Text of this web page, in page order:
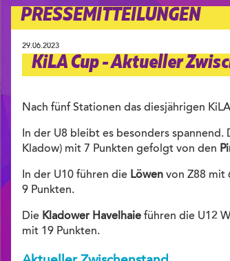
PRESSEMITTEILUNGEN
29.06.2023
KiLA Cup - Aktueller
Nach fünf Stationen das diesjährigen
In der U8 bleibt es besonders spannend.
Kladow) mit 7 Punkten gefolgt von den
In der U10 führen die Löwen von Z88 mit
9 Punkten.
Die Kladower Havelhaie führen die U12
mit 19 Punkten.